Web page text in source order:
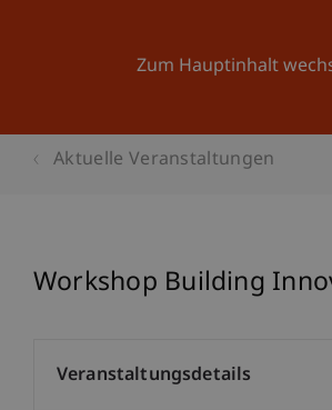
Zum Hauptinhalt
Aktuelle Veranstaltungen
Workshop Building
Veranstaltungsdetails